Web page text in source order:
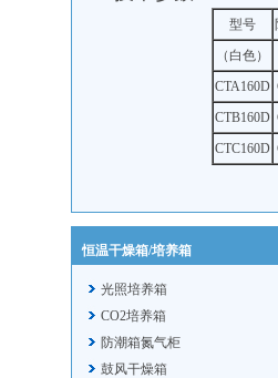
型号
（白色）
CTA160D
CTB160D
CTC160D
恒温干燥箱/培养箱
光照培养箱
CO2培养箱
防潮箱氮气柜
鼓风干燥箱